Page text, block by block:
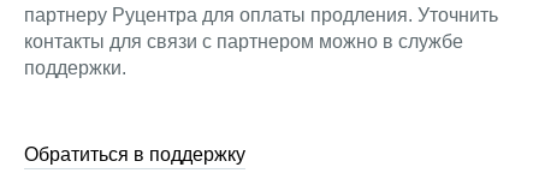
партнеру Руцентра для оплаты продления. Уточнить
контакты для связи с партнером можно в службе
поддержки.
Обратиться в поддержку